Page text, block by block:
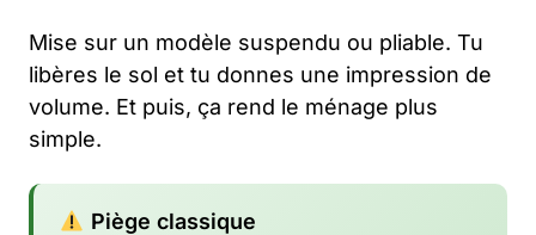
Mise sur un modèle suspendu ou pliable. Tu
libères le sol et tu donnes une impression de
volume. Et puis, ça rend le ménage plus
simple.
Piège classique